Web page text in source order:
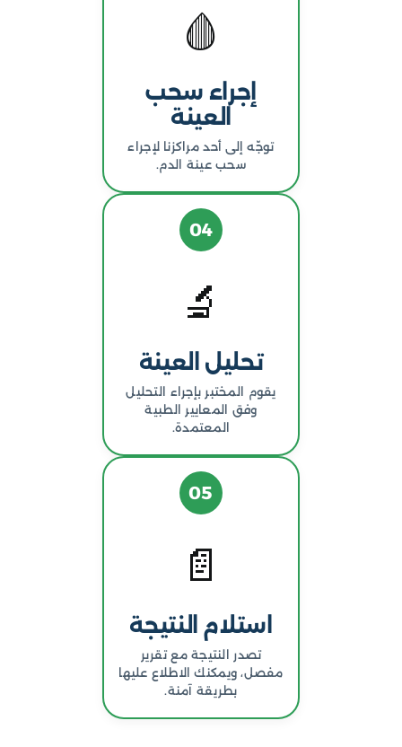
🩸
إجراء سحب
العينة
توجّه إلى أحد مراكزنا لإجراء
سحب عينة الدم.
04
🔬
تحليل العينة
يقوم المختبر بإجراء التحليل
وفق المعايير الطبية
المعتمدة.
05
📄
استلام النتيجة
تصدر النتيجة مع تقرير
مفصل، ويمكنك الاطلاع عليها
بطريقة آمنة.